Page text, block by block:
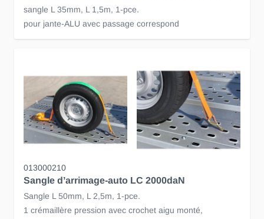
sangle L 35mm, L 1,5m, 1-pce.
pour jante-ALU avec passage correspond
013000210
Sangle d’arrimage-auto LC 2000daN
Sangle L 50mm, L 2,5m, 1-pce.
1 crémaillère pression avec crochet aigu monté,